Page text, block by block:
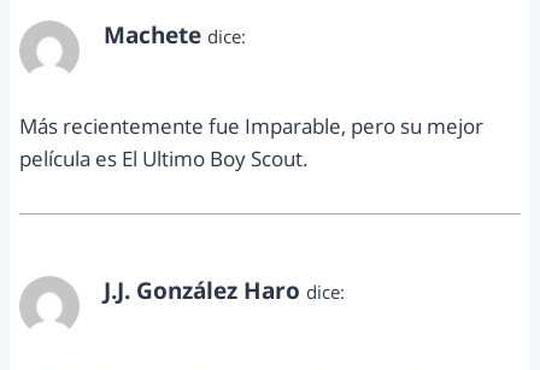
Machete dice:
Más recientemente fue Imparable, pero su mejor
película es El Ultimo Boy Scout.
J.J. González Haro dice: